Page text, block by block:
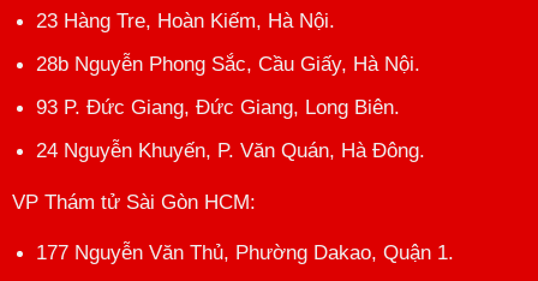
23 Hàng Tre, Hoàn Kiếm, Hà Nội.
28b Nguyễn Phong Sắc, Cầu Giấy, Hà Nội.
93 P. Đức Giang, Đức Giang, Long Biên.
24 Nguyễn Khuyến, P. Văn Quán, Hà Đông.
VP Thám tử Sài Gòn HCM:
177 Nguyễn Văn Thủ, Phường Dakao, Quận 1.